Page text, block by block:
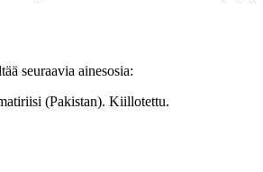
seuraavia ainesosia:
(Pakistan). Kiillotettu.